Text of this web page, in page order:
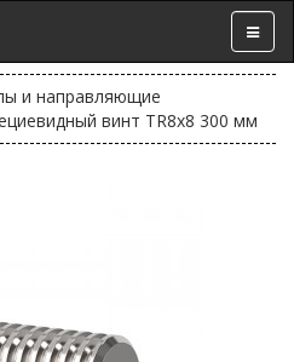
и направляющие
винт TR8x8 300 мм